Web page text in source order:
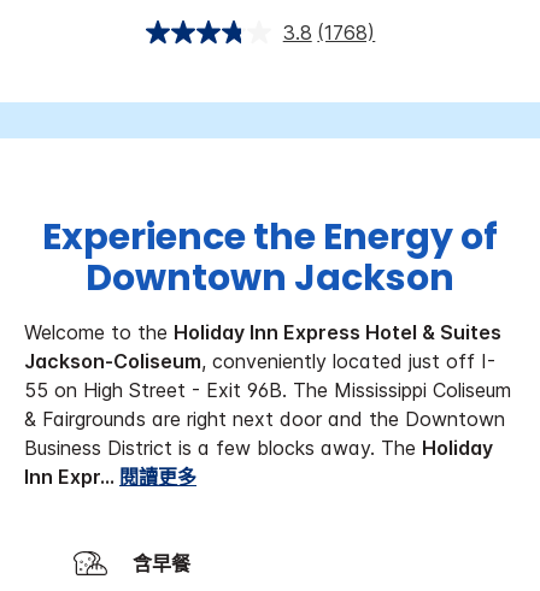
3.8 (1768)
Experience the Energy of
Downtown Jackson
Welcome to the Holiday Inn Express Hotel & Suites
Jackson-Coliseum, conveniently located just off I-
55 on High Street - Exit 96B. The Mississippi Coliseum
& Fairgrounds are right next door and the Downtown
Business District is a few blocks away. The Holiday
Inn Expr... 閱讀更多
含早餐